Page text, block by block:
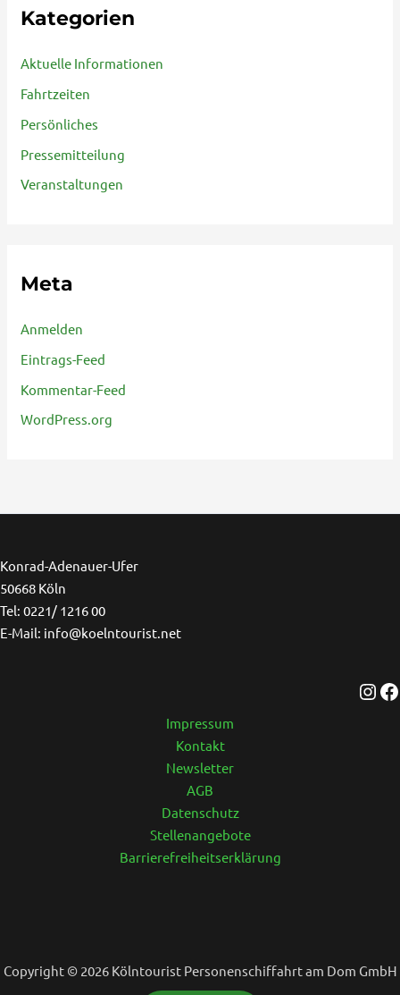
Kategorien
Aktuelle Informationen
Fahrtzeiten
Persönliches
Pressemitteilung
Veranstaltungen
Meta
Anmelden
Eintrags-Feed
Kommentar-Feed
WordPress.org
Konrad-Adenauer-Ufer
50668 Köln
Tel: 0221/ 1216 00
E-Mail: info@koelntourist.net
Impressum
Kontakt
Newsletter
AGB
Datenschutz
Stellenangebote
Barrierefreiheitserklärung
Copyright © 2026 Kölntourist Personenschiffahrt am Dom GmbH